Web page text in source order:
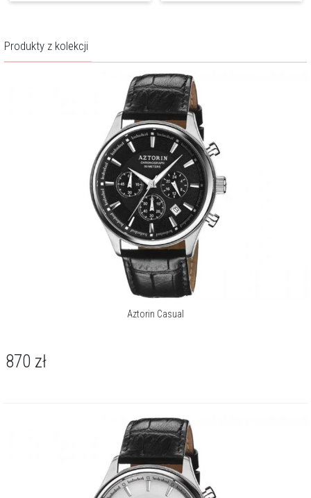
Produkty z kolekcji
Aztorin Casual
870 zł